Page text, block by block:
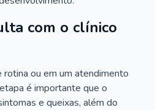
com o clínico
ou em um atendimento
é importante que o
e queixas, além do